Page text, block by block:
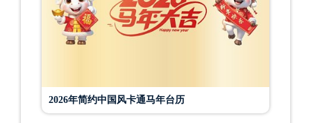
2026年简约中国风卡通马年台历